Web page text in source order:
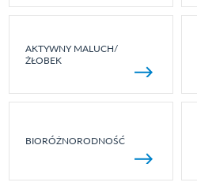
AKTYWNY MALUCH/
ŻŁOBEK
BIORÓŻNORODNOŚĆ